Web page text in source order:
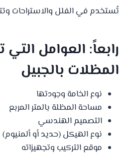
تُستخدم في الفلل والاستراحات
رابعاً: العوامل
المظلات بالجبيل
نوع الخامة وجودتها
مساحة المظلة بالمتر المربع
التصميم الهندسي
نوع الهيكل (حديد أو ألمنيوم)
موقع التركيب وتجهيزاته